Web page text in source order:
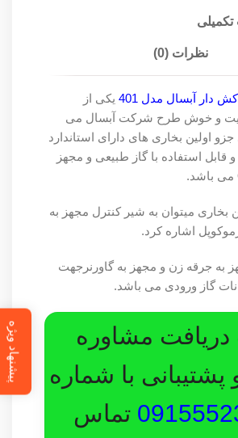
نظرات (0)
دار آبسال مدل 401
یکی از
و خوش طرح شرکت آبسال می
اولین بخاری های دارای استاندارد
قابل استفاده با گاز طبیعی و مجهز
بخاری میتوان به شیر کنترل مجهز به
اشاره کرد.
به جرقه زن و مجهز به گاورنرجهت
گاز ورودی می باشد.
مشاوره
پشتیبانی با شماره
تماس
پیشنهاد ویژه